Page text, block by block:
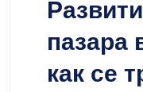
пазара
как се